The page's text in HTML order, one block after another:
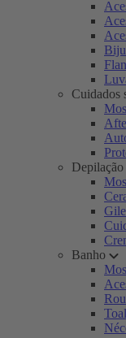
Cuidados
Depilação
Banho